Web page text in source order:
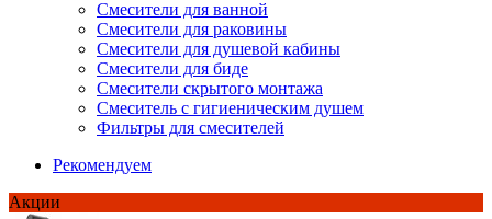
Смесители для ванной
Смесители для раковины
Смесители для душевой кабины
Смесители для биде
Смесители скрытого монтажа
Смеситель с гигиеническим душем
Фильтры для смесителей
Рекомендуем
Акции